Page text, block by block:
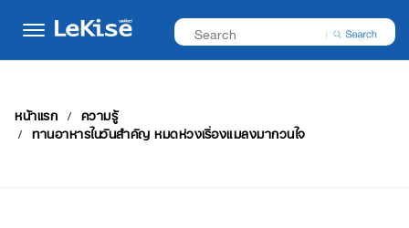
หน้าแรก ความรู้
ทานอาหารในวันสำคัญ หมดห่วงเรื่องแมลงมากวนใจ